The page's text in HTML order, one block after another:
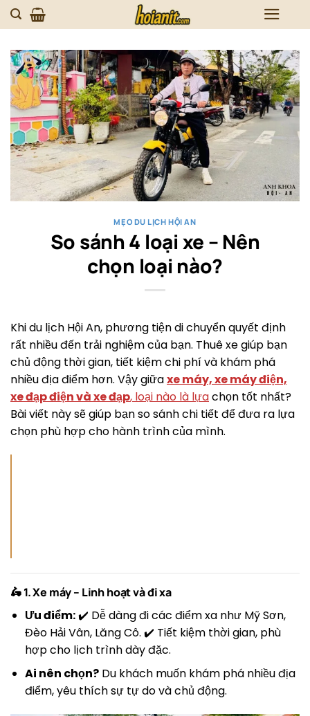
Skip
to
MẸO DU LỊCH HỘI AN
So sánh 4 loại xe – Nên
chọn loại nào?
Khi du lịch Hội An, phương tiện di chuyển quyết định
rất nhiều đến trải nghiệm của bạn. Thuê xe giúp bạn
chủ động thời gian, tiết kiệm chi phí và khám phá
nhiều địa điểm hơn. Vậy giữaxe máy, xe máy điện,
xe đạp điện và xe đạp, loại nào là lựachọn tốt nhất?
Bài viết này sẽ giúp bạn so sánh chi tiết để đưa ra lựa
chọn phù hợp cho hành trình của mình.
🛵 1. Xe máy – Linh hoạt và đi xa
Ưu điểm:✔️ Dễ dàng đi các điểm xa như Mỹ Sơn,
Đèo Hải Vân, Lăng Cô. ✔️ Tiết kiệm thời gian, phù
hợp cho lịch trình dày đặc.
Ai nên chọn?Du khách muốn khám phá nhiều địa
điểm, yêu thích sự tự do và chủ động.